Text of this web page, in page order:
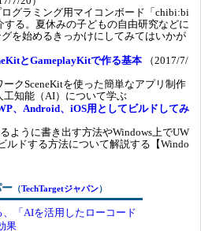
グラミング用マイコンボード「chibi:bi
る。夏休みの子どもの自由研究などに
を始めるきっかけにしてみてはいかが
とGameplayKitで作る基本 （2017/7/
クSceneKitを使った簡単なアプリ制作
工知能（AI）について学ぶ
、Android、iOS用としてビルドしてみ
ように書き出す方法やWindows上でUW
ルドする方法について解説する【Windo
（TechTargetジャパン）
、「AIを活用したローコード
果